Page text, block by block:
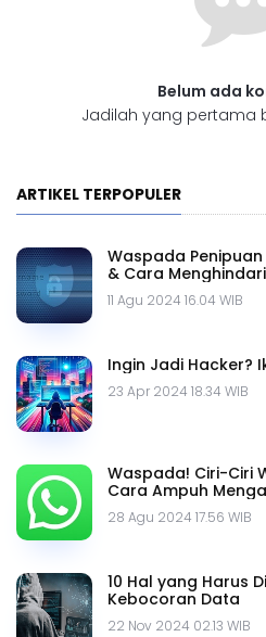
Belum ada
Jadilah yang pertama
ARTIKEL TERPOPULER
Waspada Penipuan
& Cara
11 Agu 2024 16.04 WIB
Ingin Jadi Hacker?
23 Apr 2024 18.34 WIB
Waspada! Ciri-Ciri
Cara Ampuh
28 Agu 2024 17.56 WIB
10 Hal yang Harus
Kebocoran Data
22 Nov 2024 02.13 WIB